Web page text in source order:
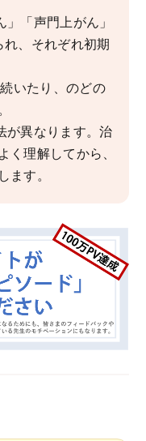
「声門上がん」
れ、それぞれ初期
いたり、のどの
が異なります。治
理解してから、
す。